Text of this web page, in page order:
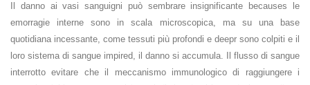
Il danno ai vasi sanguigni può sembrare insignificante becauses le
emorragie interne sono in scala microscopica, ma su una base
quotidiana incessante, come tessuti più profondi e deepr sono colpiti e il
loro sistema di sangue impired, il danno si accumula. Il flusso di sangue
interrotto evitare che il meccanismo immunologico di raggiungere i